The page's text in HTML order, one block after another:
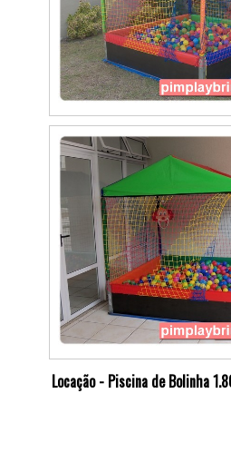
Locação - Piscina de Bolinha